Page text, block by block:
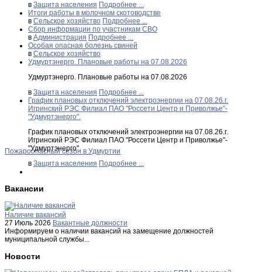
Пожароопасный сезон в Удмуртии
в Защита населения Подробнее ...
Итоги работы в молочном скотоводстве
в Сельское хозяйство Подробнее ...
Сбор информации по участникам СВО
в Администрация Подробнее ...
Особая опасная болезнь свиней
в Сельское хозяйство
Удмуртэнерго. Плановые работы на 07.08.2026
Удмуртэнерго. Плановые работы на 07.08.2026
в Защита населения Подробнее ...
График плановых отключений электроэнергии на 07.08.26.г.
Игринский РЭС Филиал ПАО "Россети Центр и Приволжье"-
"Удмуртэнерго".
График плановых отключений электроэнергии на 07.08.26.г.
Игринский РЭС Филиал ПАО "Россети Центр и Приволжье"-
"Удмуртэнерго".
в Защита населения Подробнее ...
Вакансии
Наличие вакансий
27 Июль 2026 Вакантные должности
Информируем о наличии вакансий на замещение должностей
муниципальной службы...
Новости